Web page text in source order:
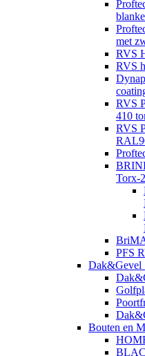
met
RVS
RVS
RVS
410
RVS
Torx-
PFS
Dak&Gevel
Bouten en